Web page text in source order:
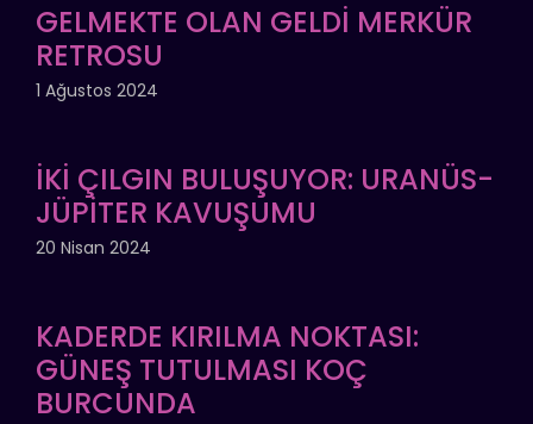
GELMEKTE OLAN GELDİ MERKÜR
RETROSU
1 Ağustos 2024
İKİ ÇILGIN BULUŞUYOR: URANÜS-
JÜPİTER KAVUŞUMU
20 Nisan 2024
KADERDE KIRILMA NOKTASI:
GÜNEŞ TUTULMASI KOÇ
BURCUNDA